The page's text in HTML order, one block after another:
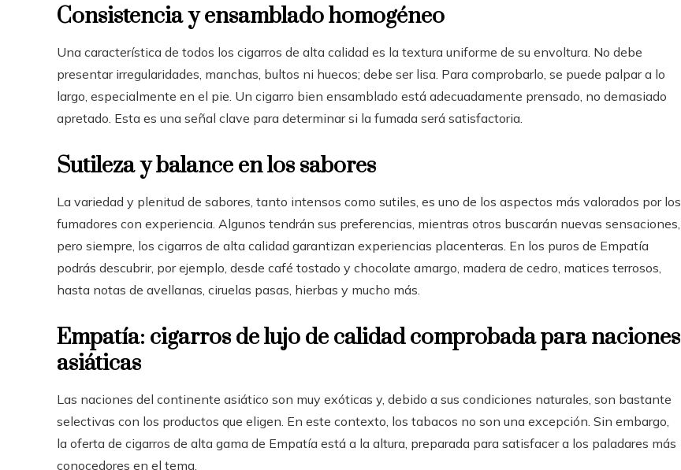
Consistencia y ensamblado homogéneo
Una característica de todos los cigarros de alta calidad es la textura uniforme de su envoltura. No debe
presentar irregularidades, manchas, bultos ni huecos; debe ser lisa. Para comprobarlo, se puede palpar a lo
largo, especialmente en el pie. Un cigarro bien ensamblado está adecuadamente prensado, no demasiado
apretado. Esta es una señal clave para determinar si la fumada será satisfactoria.
Sutileza y balance en los sabores
La variedad y plenitud de sabores, tanto intensos como sutiles, es uno de los aspectos más valorados por los
fumadores con experiencia. Algunos tendrán sus preferencias, mientras otros buscarán nuevas sensaciones,
pero siempre, los cigarros de alta calidad garantizan experiencias placenteras. En los puros de Empatía
podrás descubrir, por ejemplo, desde café tostado y chocolate amargo, madera de cedro, matices terrosos,
hasta notas de avellanas, ciruelas pasas, hierbas y mucho más.
Empatía: cigarros de lujo de calidad comprobada para naciones
asiáticas
Las naciones del continente asiático son muy exóticas y, debido a sus condiciones naturales, son bastante
selectivas con los productos que eligen. En este contexto, los tabacos no son una excepción. Sin embargo,
la oferta de cigarros de alta gama de Empatía está a la altura, preparada para satisfacer a los paladares más
conocedores en el tema.